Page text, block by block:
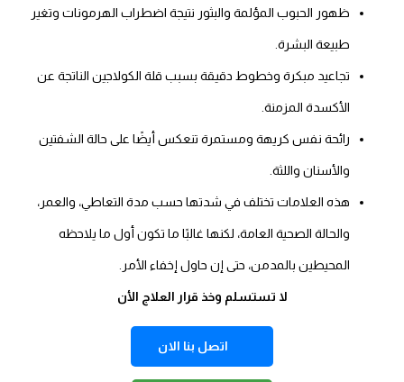
ظهور الحبوب المؤلمة والبثور نتيجة اضطراب الهرمونات وتغير
طبيعة البشرة.
تجاعيد مبكرة وخطوط دقيقة بسبب قلة الكولاجين الناتجة عن
الأكسدة المزمنة.
رائحة نفس كريهة ومستمرة تنعكس أيضًا على حالة الشفتين
والأسنان واللثة.
هذه العلامات تختلف في شدتها حسب مدة التعاطي، والعمر،
والحالة الصحية العامة، لكنها غالبًا ما تكون أول ما يلاحظه
المحيطين بالمدمن، حتى إن حاول إخفاء الأمر.
لا تستسلم وخذ قرار العلاج الأن
اتصل بنا الان